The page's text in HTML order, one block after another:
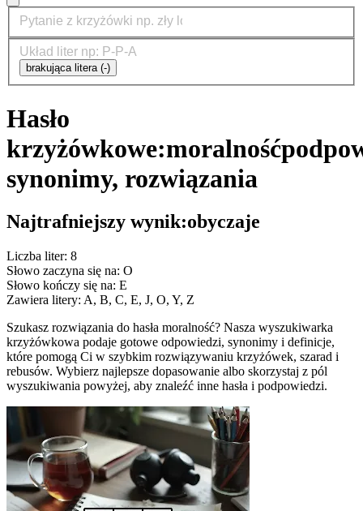
brakująca litera (-)
Hasło
krzyżówkowe:moralność
synonimy, rozwiązania
Najtrafniejszy wynik:obyczaje
Liczba liter: 8
Słowo zaczyna się na: O
Słowo kończy się na: E
Zawiera litery: A, B, C, E, J, O, Y, Z
Szukasz rozwiązania do hasła moralność? Nasza wyszukiwarka
krzyżówkowa podaje gotowe odpowiedzi, synonimy i definicje,
które pomogą Ci w szybkim rozwiązywaniu krzyżówek, szarad i
rebusów. Wybierz najlepsze dopasowanie albo skorzystaj z pól
wyszukiwania powyżej, aby znaleźć inne hasła i podpowiedzi.